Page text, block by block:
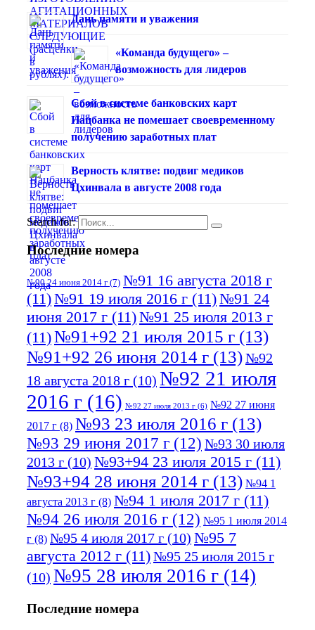
Дань памяти и уважения
«Команда будущего» –
возможность для лидеров
Сбой в системе банковских карт
Нацбанка не помешает своевременному
получению заработных плат
Верность клятве: подвиг медиков
Цхинвала в августе 2008 года
Search for:
Последние номера
№90 24 июня 2014 г (7) №91 16 августа 2018 г
(11)№91 19 июля 2016 г (11)№91 24
июня 2017 г (11)№91 25 июля 2013 г
(11)№91+92 21 июля 2015 г (13)
№91+92 26 июня 2014 г (13)№92
18 августа 2018 г (10) №92 21 июля
2016 г (16) №92 27 июля 2013 г (6) №92 27 июня
2017 г (8) №93 23 июля 2016 г (13)
№93 29 июня 2017 г (12) №93 30 июля
2013 г (10) №93+94 23 июля 2015 г (11)
№93+94 28 июня 2014 г (13) №94 1
августа 2013 г (8) №94 1 июля 2017 г (11)
№94 26 июля 2016 г (12) №95 1 июля 2014
г (8) №95 4 июля 2017 г (10) №95 7
августа 2012 г (11)№95 25 июля 2015 г
(10) №95 28 июля 2016 г (14)
июля 2017 г(11)№96 9 августа 2012
Последние номера